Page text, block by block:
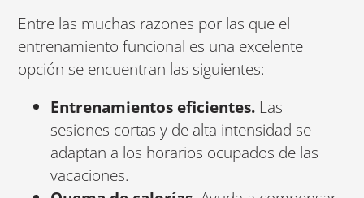
Entre las muchas razones por las que el
entrenamiento funcional es una excelente
opción se encuentran las siguientes:
Entrenamientos eficientes. Las
sesiones cortas y de alta intensidad se
adaptan a los horarios ocupados de las
vacaciones.